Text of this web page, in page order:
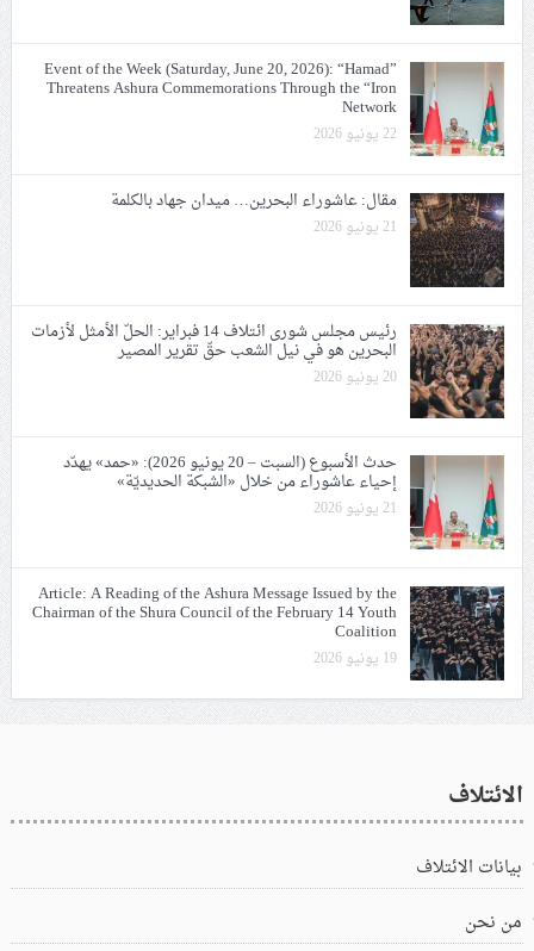
Event of the Week (Saturday, June 20, 2026): “Hamad”
Threatens Ashura Commemorations Through the “Iron
Network
22 يونيو 2026
مقال: عاشوراء البحرين… ميدان جهاد بالكلمة
21 يونيو 2026
رئيس مجلس شورى ائتلاف 14 فبراير: الحلّ الأمثل لأزمات
البحرين هو في نيل الشعب حقّ تقرير المصير
20 يونيو 2026
حدث الأسبوع (السبت – 20 يونيو 2026): «حمد» يهدّد
إحياء عاشوراء من خلال «الشبكة الحديديّة»
21 يونيو 2026
Article: A Reading of the Ashura Message Issued by the
Chairman of the Shura Council of the February 14 Youth
Coalition
19 يونيو 2026
الائتلاف
بيانات الائتلاف
من نحن